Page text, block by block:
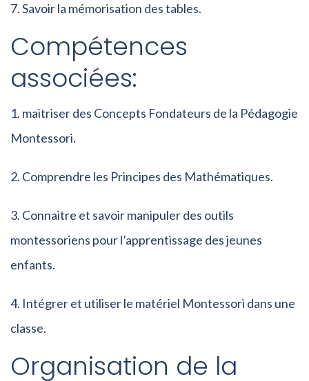
Savoir la mémorisation des tables.
Compétences
associées:
maitriser des Concepts Fondateurs de la Pédagogie
Montessori.
Comprendre les Principes des Mathématiques.
Connaitre et savoir manipuler des outils
montessoriens pour l’apprentissage des jeunes
enfants.
Intégreret utiliser le matériel Montessori dans une
classe.
Organisation de la